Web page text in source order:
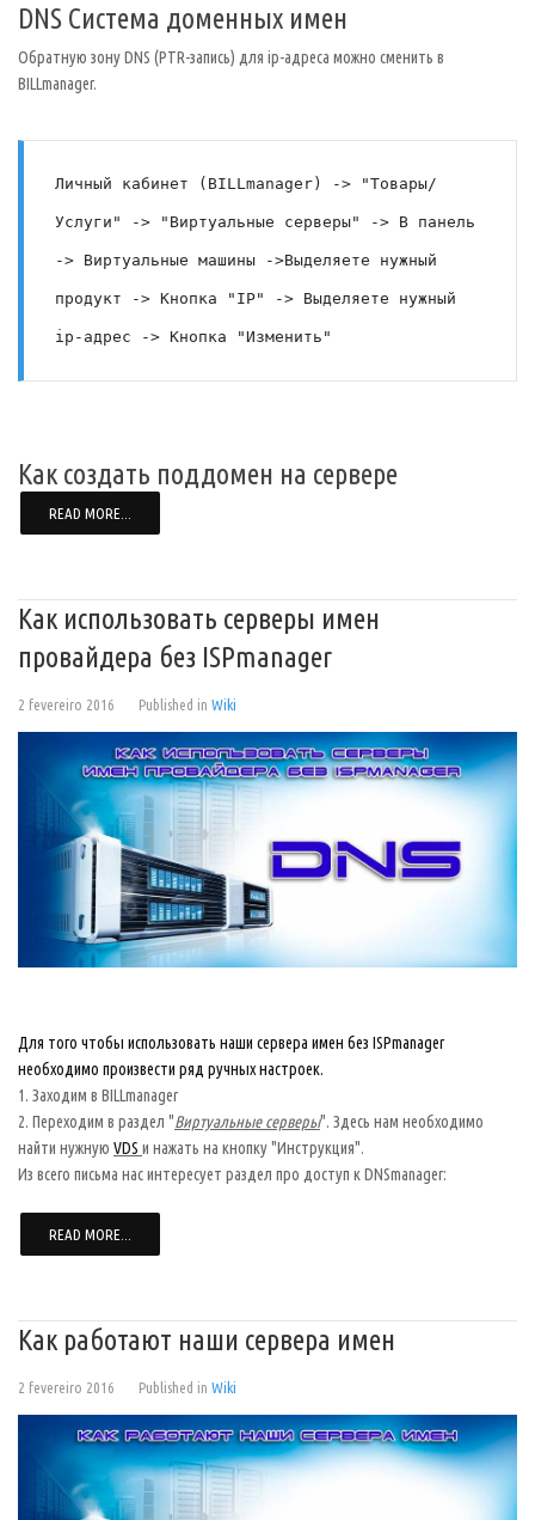
DNS Система доменных имен
Обратную зону DNS (PTR-запись) для ip-адреса можно сменить в
BILLmanager.
Личный кабинет (BILLmanager) -> "Товары/
Услуги" -> "Виртуальные серверы" -> В панель
-> Виртуальные машины ->Выделяете нужный
продукт -> Кнопка "IP" -> Выделяете нужный
ip-адрес -> Кнопка "Изменить"
Как создать поддомен на сервере
READ MORE...
Как использовать серверы имен
провайдера без ISPmanager
2 fevereiro 2016 Published in Wiki
Для того чтобы использовать наши сервера имен без ISPmanager
необходимо произвести ряд ручных настроек.
1. Заходим в BILLmanager
2. Переходим в раздел "Виртуальные серверы". Здесь нам необходимо
найти нужную VDS и нажать на кнопку "Инструкция".
Из всего письма нас интересует раздел про доступ к DNSmanager:
READ MORE...
Как работают наши сервера имен
2 fevereiro 2016 Published in Wiki